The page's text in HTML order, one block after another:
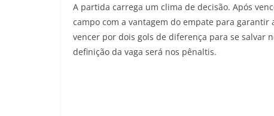
A partida carrega um clima de decisão. Após
campo com a vantagem do empate para
vencer por dois gols de diferença para se salvar
definição da vaga será nos pênaltis.